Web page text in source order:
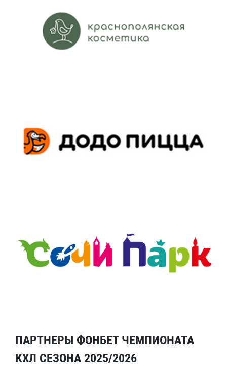
ПАРТНЕРЫ ФОНБЕТ ЧЕМПИОНАТА
КХЛ СЕЗОНА 2025/2026